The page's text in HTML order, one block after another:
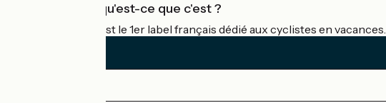
Accueil Vélo qu'est-ce que c'est ?
Accueil Vélo c'est le 1er label français dédié aux cyclistes en vacances.